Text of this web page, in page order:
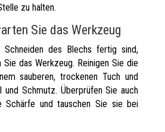
zu halten.
Sie das Werkzeug
des Blechs fertig sind,
das Werkzeug. Reinigen Sie die
sauberen, trockenen Tuch und
und Schmutz. Überprüfen Sie auch
Schärfe und tauschen Sie sie bei